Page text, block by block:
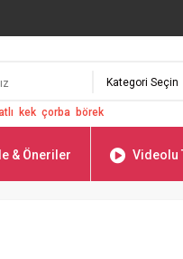
kek çorba börek
& Öneriler Videolu